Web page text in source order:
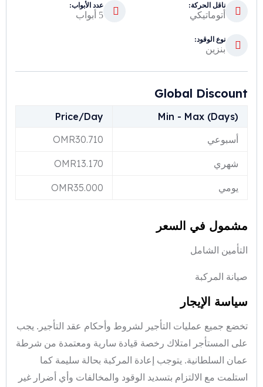
ناقل الحركة:
أتوماتيكي
عدد الأبواب:
5 أبواب
نوع الوقود:
بنزين
Global Discount
Min - Max (Days)
Price/Day
أسبوعي
OMR30.710
شهري OMR13.170
يومي OMR35.000
مشمول في السعر
التأمين الشامل
صيانة المركبة
سياسة الإيجار
تخضع جميع عمليات التأجير لشروط وأحكام عقد التأجير. يجب
على المستأجر امتلاك رخصة قيادة سارية ومعتمدة من شرطة
عمان السلطانية. يتوجب إعادة المركبة بحالة سليمة كما
استلمت مع الالتزام بتسديد الوقود والمخالفات وأي أضرار غير